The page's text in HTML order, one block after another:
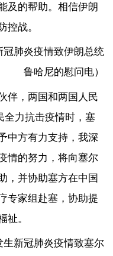
及的帮助。相信伊朗
控战。
冠肺炎疫情致伊朗总统
鲁哈尼的慰问电）
伴，两国和两国人民
全力抗击疫情时，塞
中方有力支持，我深
情的努力，将向塞尔
，并协助塞方在中国
专家组赴塞，协助提
祉。
生新冠肺炎疫情致塞尔